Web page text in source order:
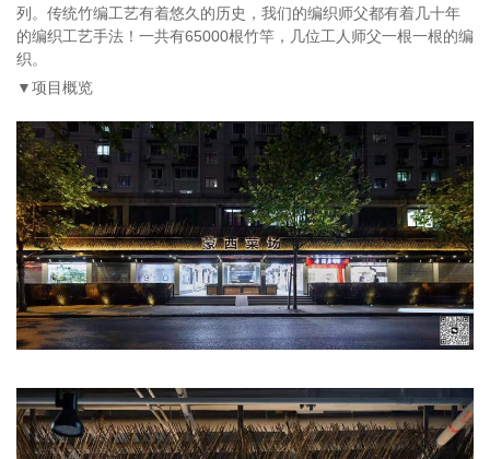
列。传统竹编工艺有着悠久的历史，我们的编织师父都有着几十年
的编织工艺手法！一共有65000根竹竿，几位工人师父一根一根的编
织。
▼项目概览